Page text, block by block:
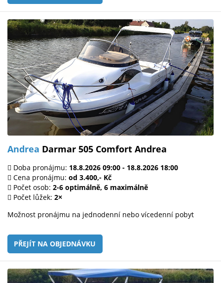
Andrea Darmar 505 Comfort Andrea
Doba pronájmu: 18.8.2026 09:00 - 18.8.2026 18:00
Cena pronájmu: od 3.400,- Kč
Počet osob: 2-6 optimálně, 6 maximálně
Počet lůžek: 2×
Možnost pronájmu na jednodenní nebo vícedenní pobyt
PŘEJÍT NA OBJEDNÁVKU